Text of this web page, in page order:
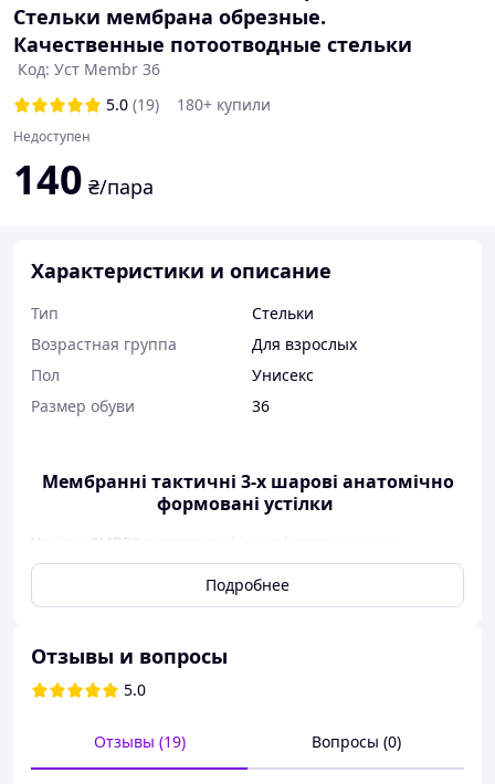
Стельки мембрана обрезные.
Качественные потоотводные стельки
Код: Уст Membr 36
5.0 (19) 180+ купили
Недоступен
140 ₴/пара
Характеристики и описание
Тип
Стельки
Возрастная группа
Для взрослых
Пол
Унисекс
Размер обуви
36
Мембранні тактичні 3-х шарові анатомічно
формовані устілки
У‌стілки "MBR" виготовлені із повітряпроникних,
водовідвідних матеріалів, які забезпечують комфорт
для Ваших ніг, а посилений шар утеплювачів надійно
зберігає тепло всередині взуття.
ідеальної посадки по формі та розміру
Сезон: зима, весна-осінь
Складаються із 3- шарів:
➡️ Верхній шар: мембрана
Подробнее
Отзывы и вопросы
5.0
Отзывы (19) Вопросы (0)